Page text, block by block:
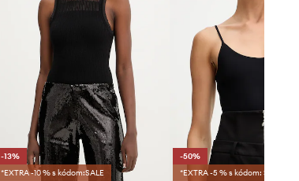
-13%
*EXTRA -10 % s kódom:SALE
-50%
*EXTRA -5 % s kódom: SALE